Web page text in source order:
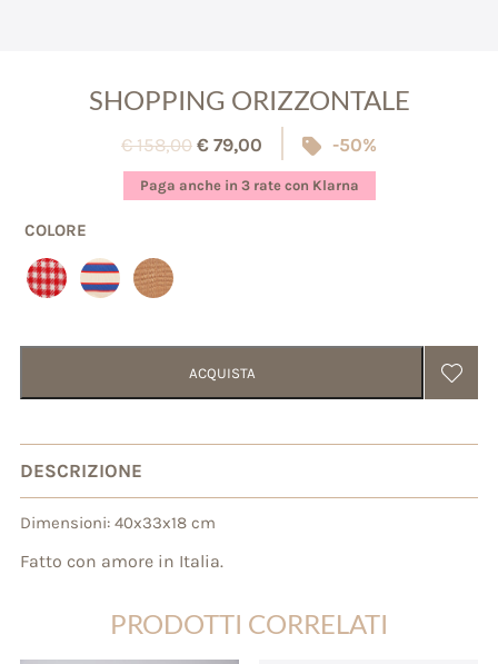
SHOPPING ORIZZONTALE
€158,00 € 79,00 -50%
Paga anche in 3 rate con Klarna
COLORE
ACQUISTA
DESCRIZIONE
Dimensioni: 40x33x18 cm
Fatto con amore in Italia.
PRODOTTI CORRELATI